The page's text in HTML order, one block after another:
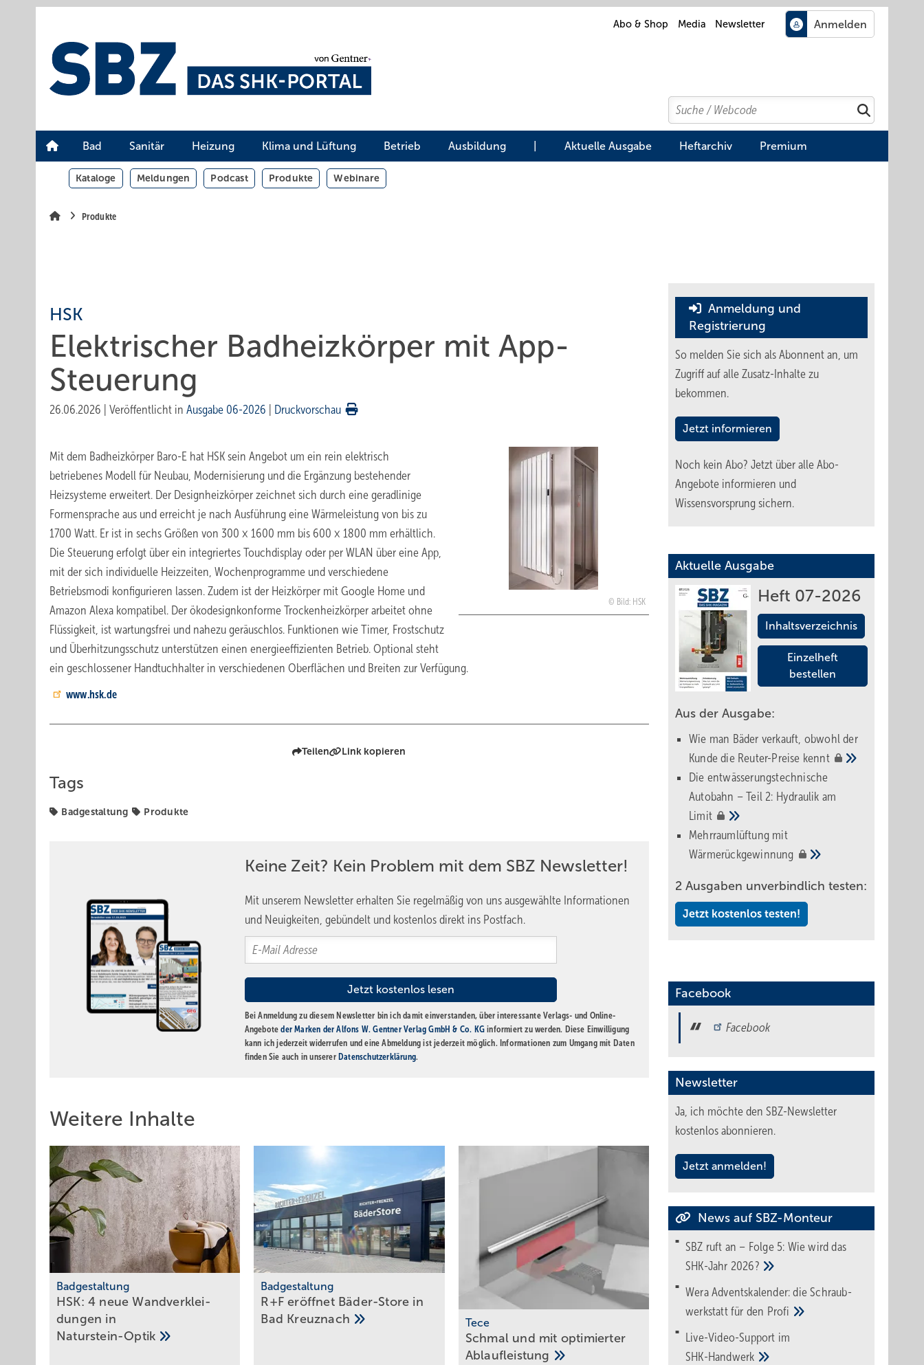
Abo & Shop Media Newsletter
Search
Suchen
Bad Sanitär Heizung Klima und Lüftung Betrieb Ausbildung Aktuelle Ausgabe Heftarchiv Premium
Kataloge Meldungen Podcast Produkte Webinare
Produkte
HSK
Elektrischer Badheizkörper mit App-
Steuerung
26.06.2026 Veröffentlicht in Ausgabe 06-2026 Druckvorschau
Bild: HSK
Mit dem Badheizkörper Baro-E hat HSK sein Angebot um ein rein elektrisch
betriebenes Modell für Neubau, Modernisierung und die Ergänzung bestehender
Heizsysteme erweitert. Der Designheizkörper zeichnet sich durch eine geradlinige
Formensprache aus und erreicht je nach Ausführung eine Wärmeleistung von bis zu
1700 Watt. Er ist in sechs Größen von 300 × 1600 mm bis 600 × 1800 mm erhältlich.
Die Steuerung erfolgt über ein integriertes Touchdisplay oder per WLAN über eine App,
mit der sich individuelle Heizzeiten, Wochenprogramme und verschiedene
Betriebsmodi konfigurieren lassen. Zudem ist der Heizkörper mit Google Home und
Amazon Alexa kompatibel. Der ökodesign­konforme Trockenheizkörper arbeitet ohne
Flüssigkeit, ist wartungsfrei und nahezu geräuschlos. Funktionen wie Timer, Frostschutz
und Überhitzungsschutz unterstützen einen energieeffizienten Betrieb. Optional steht
ein geschlossener Handtuchhalter in verschiedenen Oberflächen und Breiten zur Verfügung.
www.hsk.de
Teilen Link kopieren
Tags
Badgestaltung Produkte
Keine Zeit? Kein Problem mit dem SBZ Newsletter!
Mit unserem Newsletter erhalten Sie regelmäßig von uns ausgewählte Informationen
und Neuigkeiten, gebündelt und kostenlos direkt ins Postfach.
Bei Anmeldung zu diesem Newsletter bin ich damit einverstanden, über interessante Verlags- und Online-
Angeboteder Marken der Alfons W. Gentner Verlag GmbH & Co. KG informiert zu werden. Diese Einwilligung
kann ich jederzeit widerrufen und eine Abmeldung ist jederzeit möglich. Informationen zum Umgang mit Daten
finden Sie auch in unserer Datenschutzerklärung.
Weitere Inhalte
Badgestaltung
HSK: 4 neue Wand­ver­klei­
dun­gen in
Natur­stein-Optik
Badgestaltung
R+F eröffnet Bäder-Store in
Bad Kreuz­nach Tece
Schmal und mit optimierter
­Ablaufleistung
Anmeldung und
Registrierung
So melden Sie sich als Abonnent an, um
Zugriff auf alle Zusatz-Inhalte zu
bekommen.
Jetzt informieren
Noch kein Abo? Jetzt über alle Abo-
Angebote informieren und
Wissensvorsprung sichern.
Aktuelle Ausgabe
Heft 07-2026
Inhaltsverzeichnis
Einzelheft
bestellen
Aus der Ausgabe:
Wie man Bäder verkauft, obwohl der
Kunde die Reuter-Preise kennt
Die entwässerungstechnische
Autobahn – Teil 2: Hydraulik am
Limit
Mehrraumlüftung mit
Wärmerückgewinnung
2 Ausgaben unverbindlich testen:
Jetzt kostenlos testen!
Facebook
Facebook
Newsletter
Ja, ich möchte den SBZ-Newsletter
kostenlos abonnieren.
Jetzt anmelden!
News auf SBZ-Monteur
SBZ ruft an – Folge 5: Wie wird das
SHK-Jahr 2026?
Wera Adventskalender: die Schraub­
werk­statt für den Pro­fi
Live-Video-Support im
SHK-Handwerk